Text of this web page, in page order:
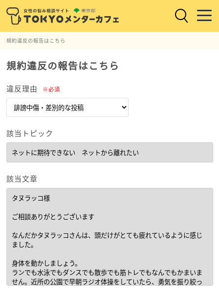
規約違反の報告はこちら
規約違反の報告はこちら
違反理由 ※必須
該当トピック
該当文章